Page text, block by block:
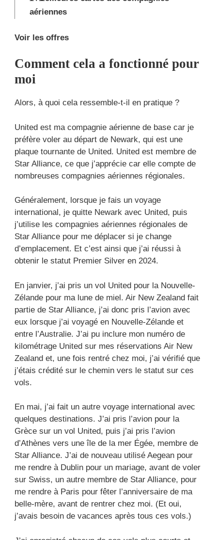
aériennes
Voir les offres
Comment cela a fonctionné pour
moi
Alors, à quoi cela ressemble-t-il en pratique ?
United est ma compagnie aérienne de base car je
préfère voler au départ de Newark, qui est une
plaque tournante de United. United est membre de
Star Alliance, ce que j’apprécie car elle compte de
nombreuses compagnies aériennes régionales.
Généralement, lorsque je fais un voyage
international, je quitte Newark avec United, puis
j’utilise les compagnies aériennes régionales de
Star Alliance pour me déplacer si je change
d’emplacement. Et c’est ainsi que j’ai réussi à
obtenir le statut Premier Silver en 2024.
En janvier, j’ai pris un vol United pour la Nouvelle-
Zélande pour ma lune de miel. Air New Zealand fait
partie de Star Alliance, j’ai donc pris l’avion avec
eux lorsque j’ai voyagé en Nouvelle-Zélande et
entre l’Australie. J’ai pu inclure mon numéro de
kilométrage United sur mes réservations Air New
Zealand et, une fois rentré chez moi, j’ai vérifié que
j’étais crédité sur le chemin vers le statut sur ces
vols.
En mai, j’ai fait un autre voyage international avec
quelques destinations. J’ai pris l’avion pour la
Grèce sur un vol United, puis j’ai pris l’avion
d’Athènes vers une île de la mer Égée, membre de
Star Alliance. J’ai de nouveau utilisé Aegean pour
me rendre à Dublin pour un mariage, avant de voler
sur Swiss, un autre membre de Star Alliance, pour
me rendre à Paris pour fêter l’anniversaire de ma
belle-mère, avant de rentrer chez moi. (Et oui,
j’avais besoin de vacances après tous ces vols.)